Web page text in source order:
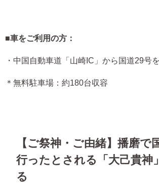
■車をご利用の方：
・中国自動車道「山崎IC」から国道29号
＊無料駐車場：約180台収容
【ご祭神・ご由緒】播磨で
行ったとされる「大己貴神
る